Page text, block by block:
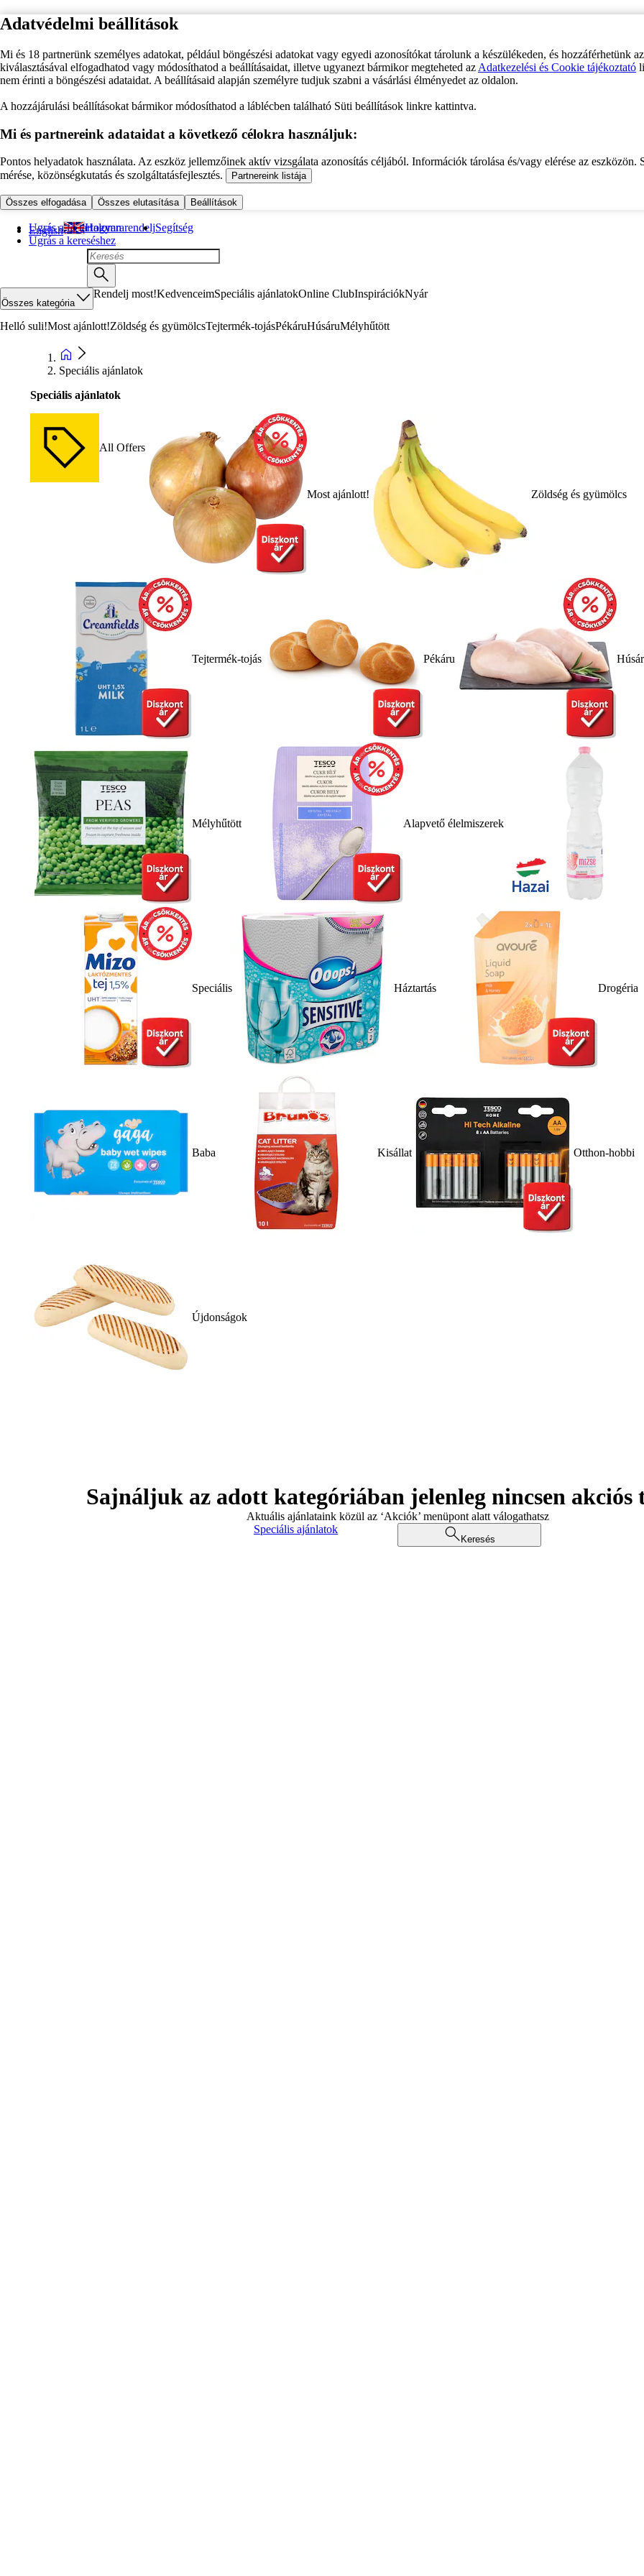
Adatvédelmi beállítások
Mi és 18 partnerünk személyes adatokat, például böngészési adatokat vagy egyedi azonosítókat tárolunk a készülékeden, és hozzáférhetünk
kiválasztásával elfogadhatod vagy módosíthatod a beállításaidat, illetve ugyanezt bármikor megteheted az Adatkezelési és Cookie tájékoztató
nem érinti a böngészési adataidat. A beállításaid alapján személyre tudjuk szabni a vásárlási élményedet az oldalon.
A hozzájárulási beállításokat bármikor módosíthatod a láblécben található Süti beállítások linkre kattintva.
Mi és partnereink adataidat a következő célokra használjuk:
Pontos helyadatok használata. Az eszköz jellemzőinek aktív vizsgálata azonosítás céljából. Információk tárolása és/vagy elérése az eszközön.
mérése, közönségkutatás és szolgáltatásfejlesztés.
Partnereink listája
Összes elfogadása Összes elutasítása Beállítások
Ugrás a fő tartalomra
Ugrás a kereséshez
English Hogyan rendeljSegítség
Összes kategória
Rendelj most!KedvenceimSpeciális ajánlatokOnline ClubInspirációkNyár
Helló suli!Most ajánlott!Zöldség és gyümölcsTejtermék-tojásPékáruHúsáruMélyhűtött
Speciális ajánlatok
Speciális ajánlatok
All Offers
Most ajánlott! Zöldség és gyümölcs
Tejtermék-tojás Pékáru
Mélyhűtött Alapvető élelmiszerek
Speciális Háztartás Drogéria
Baba Kisállat Otthon-hobbi
Újdonságok
Sajnáljuk az adott kategóriában jelenleg nincsen akciós
Aktuális ajánlataink közül az ‘Akciók’ menüpont alatt válogathatsz
Speciális ajánlatok
Keresés